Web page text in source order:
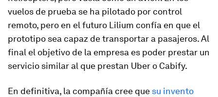
vuelos de prueba se ha pilotado por control
remoto, pero en el futuro Lilium confía en que el
prototipo sea capaz de transportar a pasajeros. Al
final el objetivo de la empresa es poder prestar un
servicio similar al que prestan Uber o Cabify.
En definitiva, la compañía cree que su invento